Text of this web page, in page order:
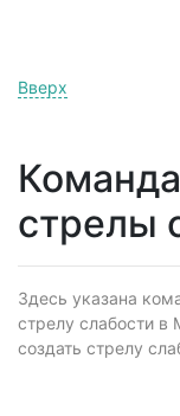
Вверх
стрелы
Здесь указана
стрелу слабости в
создать стрелу